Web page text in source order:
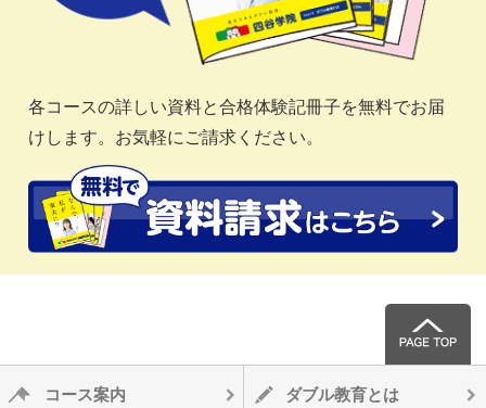
各コースの詳しい資料と合格体験記冊子を無料でお届
けします。お気軽にご請求ください。
コース案内 ダブル教育とは